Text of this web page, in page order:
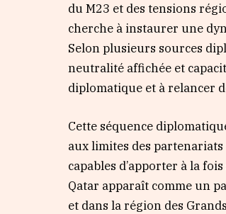
du M23 et des tensions
cherche à instaurer une
Selon plusieurs sources
neutralité affichée et
diplomatique et à relancer
Cette séquence
aux limites des
capables d’apporter à la
Qatar apparaît comme un
et dans la région des